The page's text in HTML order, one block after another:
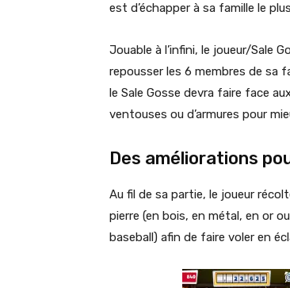
est d’échapper à sa famille le
Jouable à l’infini, le joueur/Sale
repousser les 6 membres de sa
le Sale Gosse devra faire face
ventouses ou d’armures pour
Des améliorations
Au fil de sa partie, le joueur
pierre (en bois, en métal, en or
baseball) afin de faire voler en